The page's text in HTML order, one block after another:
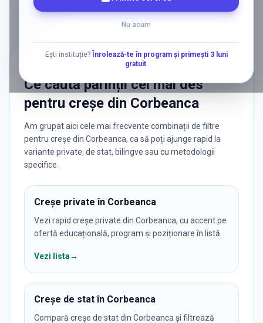
Nu acum
Ești instituție?
Înrolează-te în program și primești 3 luni
gratuit.
Ce caută părinții cel mai des
pentru creșe din Corbeanca
Am grupat aici cele mai frecvente combinații de filtre
pentru creșe din Corbeanca, ca să poți ajunge rapid la
variante private, de stat, bilingve sau cu metodologii
specifice.
Creșe private în Corbeanca
Vezi rapid creșe private din Corbeanca, cu accent pe
ofertă educațională, program și poziționare în listă.
Vezi lista→
Creșe de stat în Corbeanca
Compară creșe de stat din Corbeanca și filtrează